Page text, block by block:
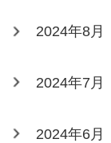
2024年8月
2024年7月
2024年6月